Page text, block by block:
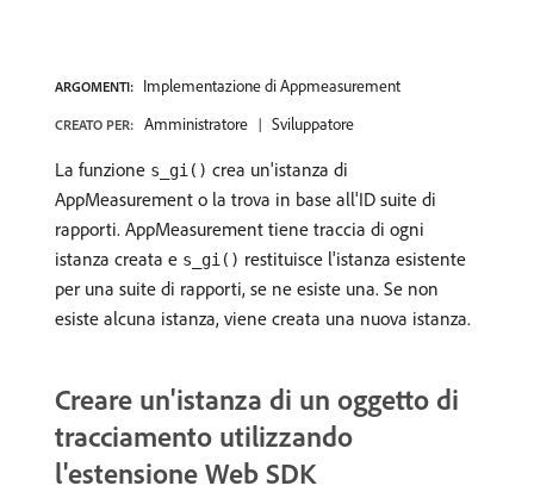
ARGOMENTI: Implementazione di Appmeasurement
CREATO PER: Amministratore Sviluppatore
La funzione s_gi() crea un'istanza di
AppMeasurement o la trova in base all'ID suite di
rapporti. AppMeasurement tiene traccia di ogni
istanza creata e s_gi() restituisce l'istanza esistente
per una suite di rapporti, se ne esiste una. Se non
esiste alcuna istanza, viene creata una nuova istanza.
Creare un'istanza di un oggetto di
tracciamento utilizzando
l'estensione Web SDK